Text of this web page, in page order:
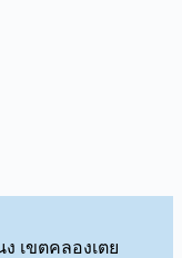
เขตคลองเตย